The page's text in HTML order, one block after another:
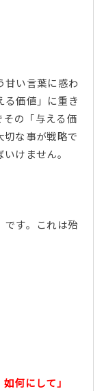
甘い言葉に惑わ
る価値」に重き
の「与える価
切な事が戦略で
けません。
です。これは殆
何にして」